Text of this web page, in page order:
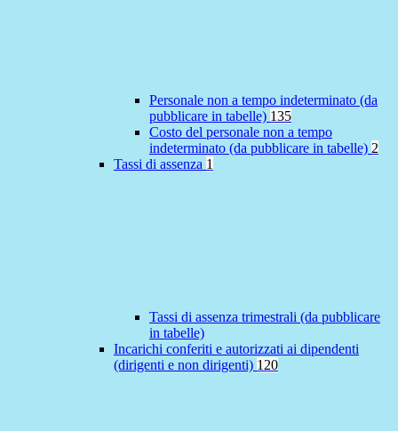
Personale non a tempo indeterminato (da
pubblicare in tabelle) 135
Costo del personale non a tempo
indeterminato (da pubblicare in tabelle) 2
Tassi di assenza 1
Tassi di assenza trimestrali (da pubblicare
in tabelle)
Incarichi conferiti e autorizzati ai dipendenti
(dirigenti e non dirigenti) 120